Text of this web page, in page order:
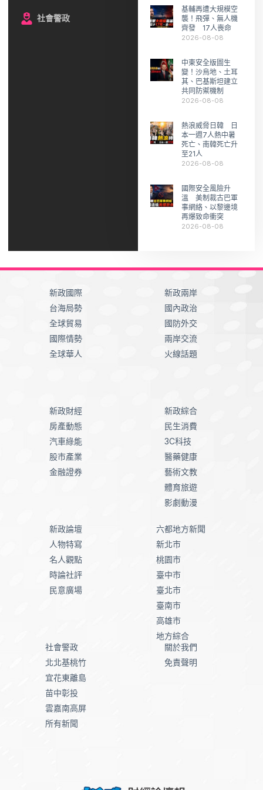
社會警政
基輔再遭大規模空
襲！飛彈、無人機
齊發 17人喪命
2026-08-08
中東安全版圖生
變！沙烏地、土耳
其、巴基斯坦建立
共同防禦機制
2026-08-08
熱浪威脅日韓 日
本一週7人熱中暑
死亡、南韓死亡升
至21人
2026-08-08
國際安全風險升
溫 美制裁古巴軍
事網絡、以黎邊境
再爆致命衝突
2026-08-08
新政國際
台海局勢
全球貿易
國際情勢
全球華人
新政兩岸
國內政治
國防外交
兩岸交流
火線話題
新政財經
房產動態
汽車綠能
股市產業
金融證券
新政綜合
民生消費
3C科技
醫藥健康
藝術文教
體育旅遊
影劇動漫
新政論壇
人物特寫
名人觀點
時論社評
民意廣場
六都地方新聞
新北市
桃園市
臺中市
臺北市
臺南市
高雄市
地方綜合
社會警政
北北基桃竹
宜花東離島
苗中彰投
雲嘉南高屏
所有新聞
關於我們
免責聲明